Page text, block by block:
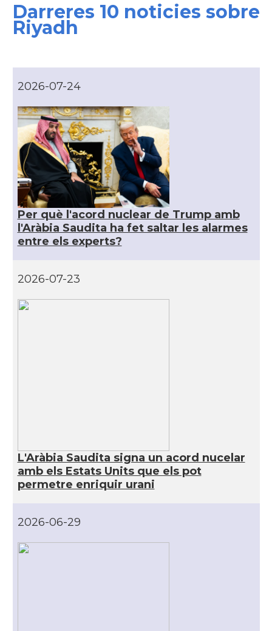
Darreres 10 noticies sobre
Riyadh
2026-07-24
Per què l'acord nuclear de Trump amb
l'Aràbia Saudita ha fet saltar les alarmes
entre els experts?
2026-07-23
L'Aràbia Saudita signa un acord nucelar
amb els Estats Units que els pot
permetre enriquir urani
2026-06-29